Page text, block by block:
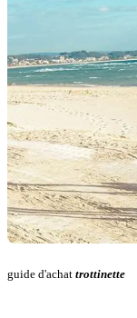
guide d'achat trottinette